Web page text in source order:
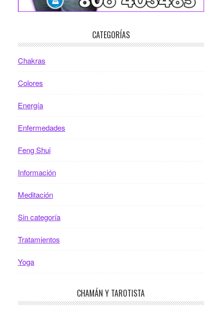
CATEGORÍAS
Chakras
Colores
Energía
Enfermedades
Feng Shui
Información
Meditación
Sin categoría
Tratamientos
Yoga
CHAMÁN Y TAROTISTA